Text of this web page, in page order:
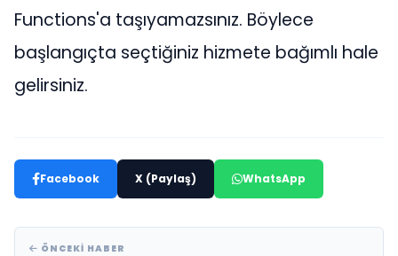
Functions'a taşıyamazsınız. Böylece
başlangıçta seçtiğiniz hizmete bağımlı hale
gelirsiniz.
Facebook X (Paylaş) WhatsApp
ÖNCEKI HABER